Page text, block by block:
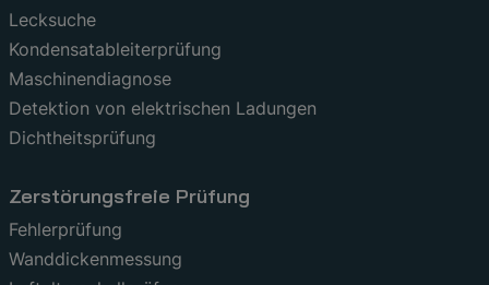
Lecksuche
Kondensatableiterprüfung
Maschinendiagnose
Detektion von elektrischen Ladungen
Dichtheitsprüfung
Zerstörungsfreie Prüfung
Fehlerprüfung
Wanddickenmessung